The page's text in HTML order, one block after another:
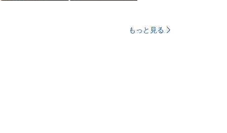
もっと見る